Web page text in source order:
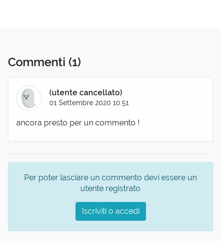
Commenti (1)
(utente cancellato)
01 Settembre 2020 10:51
ancora presto per un commento !
Per poter lasciare un commento devi essere un
utente registrato
Iscriviti o accedi